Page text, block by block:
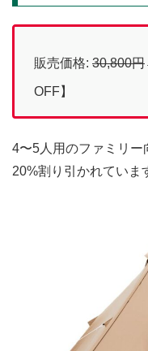
販売価格: 30,800円
OFF】
4〜5人用のファミリ
20%割り引かれていま